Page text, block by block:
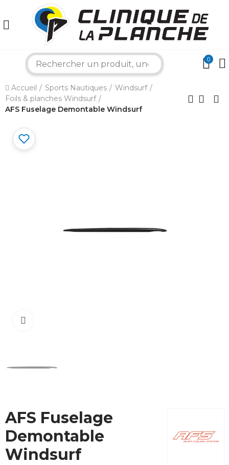
0
Accueil Sports Nautiques
Windsurf
Foils & planches Windsurf
AFS Fuselage Demontable Windsurf
AFS Fuselage
Demontable
Windsurf
×
Bonjour ! Je suis votre expert nautique.
Comment puis-je vous aider aujourd'hui ?